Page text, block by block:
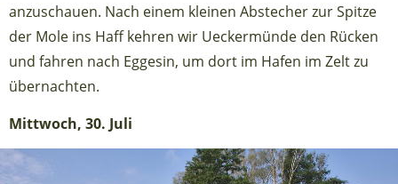
anzuschauen. Nach einem kleinen Abstecher zur Spitze
der Mole ins Haff kehren wir Ueckermünde den Rücken
und fahren nach Eggesin, um dort im Hafen im Zelt zu
übernachten.
Mittwoch, 30. Juli